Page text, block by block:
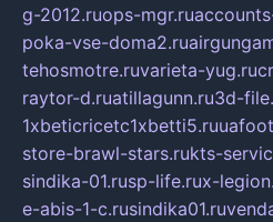
g-2012.ruops-mgr.ru
poka-vse-doma2.ru
tehosmotre.ruvarieta-yug.ru
raytor-d.ruatillagunn.ru3d-
1xbeticricetc1xbetti5.ru
store-brawl-stars.rukts-
sindika-01.rusp-life.rux-
e-abis-1-c.rusindika01.ru